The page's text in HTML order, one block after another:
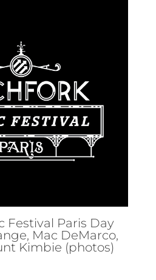
Festival Paris Day
Mac DeMarco,
Kimbie (photos)